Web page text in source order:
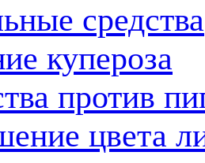
средства
купероза
против
цвета